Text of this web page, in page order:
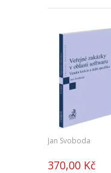
Jan Svoboda
370,00 Kč